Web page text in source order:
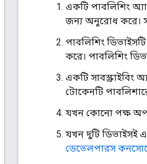
একটি পাবলিশিং
জন্য অনুরোধ করে।
পাবলিশিং
করে। পাবলিশিং
একটি সাবস্ক্রাইবিং
টোকেনটি
যখন কোনো পক্ষ অপর
যখন দুটি ডিভাইসই
ডেভেলপারস